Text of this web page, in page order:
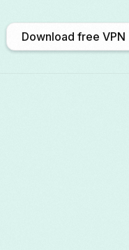
Download free VPN